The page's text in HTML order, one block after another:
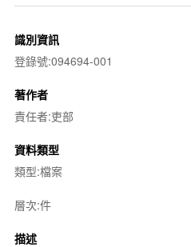
識別資訊
登錄號:094694-001
著作者
責任者:吏部
資料類型
類型:檔案
層次:件
描述